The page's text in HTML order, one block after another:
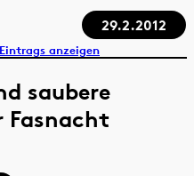
29.2.2012
anzeigen
saubere
Fasnacht